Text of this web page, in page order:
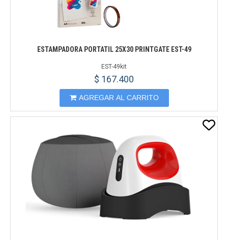
ESTAMPADORA PORTATIL 25X30 PRINTGATE EST-49
EST-49kit
$ 167.400
AGREGAR AL CARRITO